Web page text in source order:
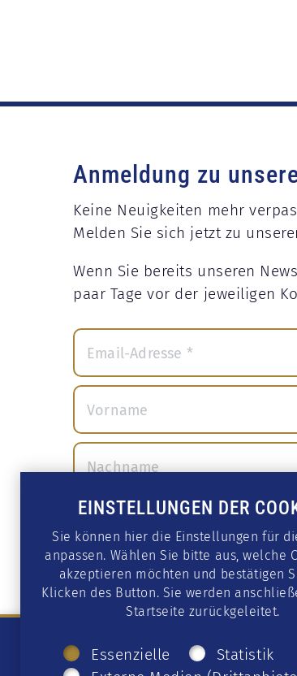
Anmeldung zu
Keine Neuigkeiten mehr
Melden Sie sich jetzt zu
Wenn Sie bereits unseren
paar Tage vor der jeweiligen
EINSTELLUNGEN DER
Sie können hier die Einstellungen für
anpassen. Wählen Sie bitte aus, welche
akzeptieren möchten und bestätigen
Klicken des Button. Sie werden
Startseite zurückgeleitet.
Essenzielle
Statistik